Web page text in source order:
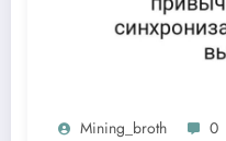
Mining_broth 0